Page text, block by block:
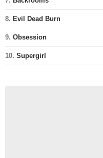
8. Evil Dead Burn
9. Obsession
10. Supergirl